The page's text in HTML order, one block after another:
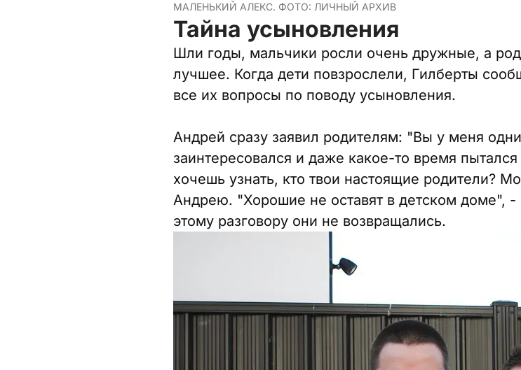
МАЛЕНЬКИЙ АЛЕКС. ФОТО: ЛИЧНЫЙ АРХИВ
Тайна усыновления
Шли годы, мальчики росли очень дружные, а
лучшее. Когда дети повзрослели, Гилберты
все их вопросы по поводу усыновления.
Андрей сразу заявил родителям: "Вы у меня
заинтересовался и даже какое-то время
хочешь узнать, кто твои настоящие родители?
Андрею. "Хорошие не оставят в детском доме", -
этому разговору они не возвращались.